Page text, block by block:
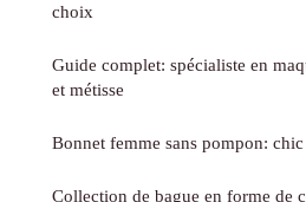
choix
Guide complet: spécialiste en
et métisse
Bonnet femme sans pompon:
Collection de bague en forme de